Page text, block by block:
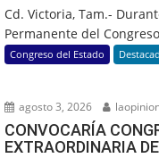
Cd. Victoria, Tam.-
Permanente del
Congreso del Estado
agosto 3, 2026
CONVOCARÍA
EXTRAORDINARIA